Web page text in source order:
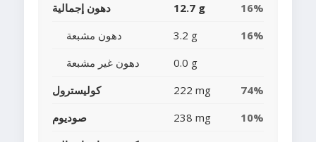
دهون إجمالية 12.7 g
16%
دهون مشبعة
3.2 g
16%
دهون غير مشبعة
0.0 g
كوليسترول
222 mg
74%
صوديوم
238 mg
10%